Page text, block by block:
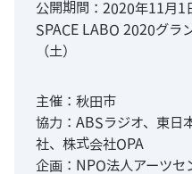
公開期間：2020年11月1
SPACE LABO 2020グラ
（土）
主催：秋田市
協力：ABSラジオ、東日
社、株式会社OPA
企画：NPO法人アーツセ